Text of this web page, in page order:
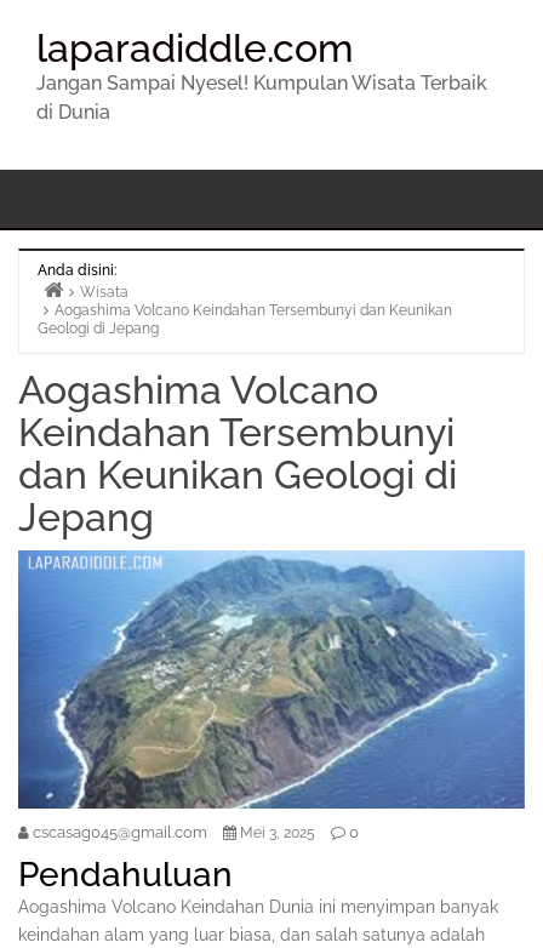
laparadiddle.com
Jangan Sampai Nyesel! Kumpulan Wisata Terbaik
di Dunia
Anda disini:
Beranda
Wisata
Aogashima Volcano Keindahan Tersembunyi dan Keunikan
Geologi di Jepang
Aogashima Volcano
Keindahan Tersembunyi
dan Keunikan Geologi di
Jepang
cscasag045@gmail.com Mei 3, 2025 0
Pendahuluan
Aogashima Volcano Keindahan Dunia ini menyimpan banyak
keindahan alam yang luar biasa, dan salah satunya adalah